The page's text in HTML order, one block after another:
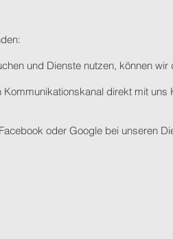
und Dienste nutzen, können wir
direkt mit uns
oder Google bei unseren